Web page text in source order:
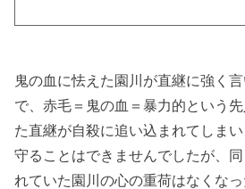
鬼の血に怯えた園川が直継に強く
で、赤毛＝鬼の血＝暴力的という
た直継が自殺に追い込まれてしま
守ることはできませんでしたが、
れていた園川の心の重荷はなくな